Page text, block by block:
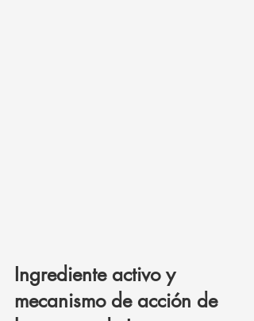
Ingrediente activo y
mecanismo de acción de